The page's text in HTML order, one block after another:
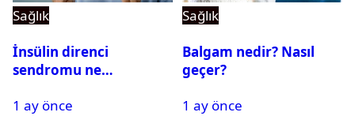
Sağlık
İnsülin direnci
sendromu ne
mümkün mü?
1 ay önce
Sağlık
Balgam nedir? Nasıl
geçer?
1 ay önce